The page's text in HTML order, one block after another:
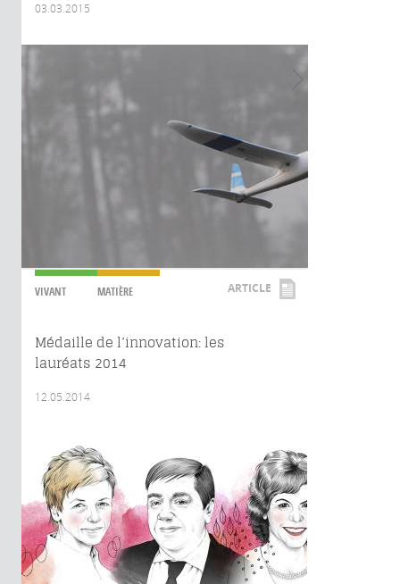
03.03.2015
VIVANT MATIÈRE ARTICLE
Médaille de l’innovation: les
lauréats 2014
12.05.2014